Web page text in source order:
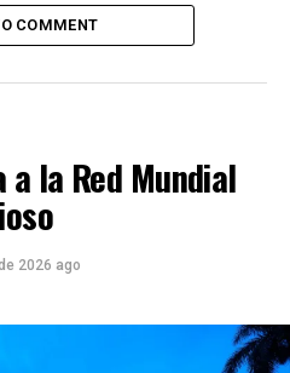
COMMENT
la Red Mundial
2026 ago